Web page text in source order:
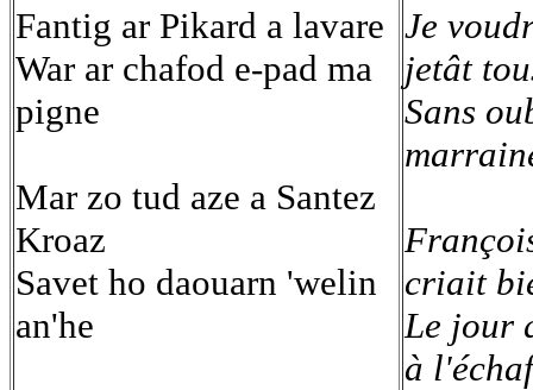
Fantig ar Pikard a lavare
War ar chafod e-pad ma
pigne
Mar zo tud aze a Santez
Kroaz
Savet ho daouarn 'welin
an'he
Je
jetât
Sans
criait
Le jour
à